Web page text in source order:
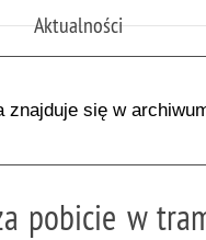
Aktualności
znajduje się w
pobicie w